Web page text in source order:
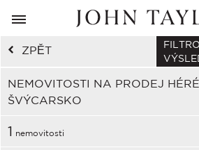
ZPĚT
NEMOVITOSTI NA PRODEJ
ŠVÝCARSKO
1 nemovitosti